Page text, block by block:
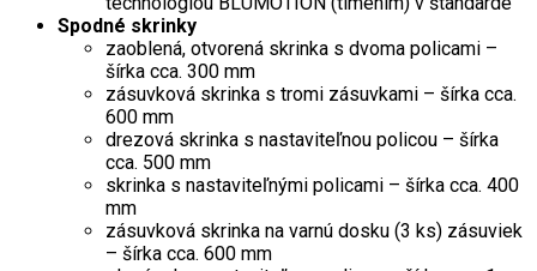
Spodné skrinky
zaoblená, otvorená skrinka s dvoma policami –
šírka cca. 300 mm
zásuvková skrinka s tromi zásuvkami – šírka cca.
600 mm
drezová skrinka s nastaviteľnou policou – šírka
cca. 500 mm
skrinka s nastaviteľnými policami – šírka cca. 400
mm
zásuvková skrinka na varnú dosku (3 ks) zásuviek
– šírka cca. 600 mm